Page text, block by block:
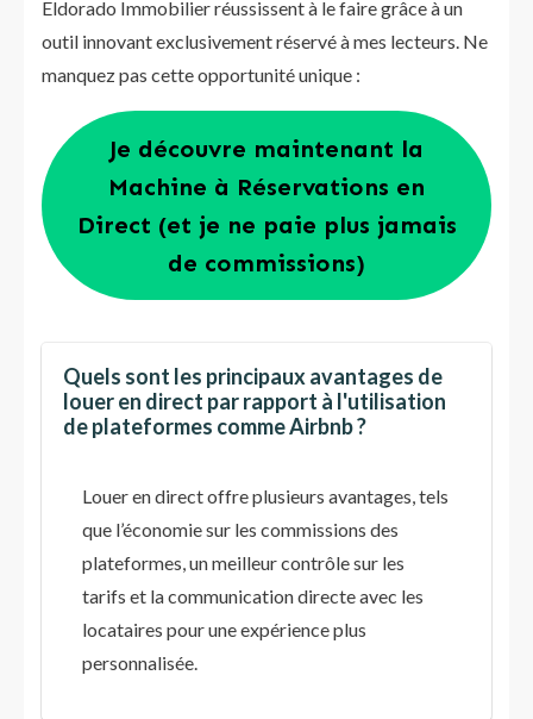
Eldorado Immobilier réussissent à le faire grâce à un
outil innovant exclusivement réservé à mes lecteurs. Ne
manquez pas cette opportunité unique :
Je découvre maintenant la
Machine à Réservations en
Direct (et je ne paie plus jamais
de commissions)
Quels sont les principaux avantages de
louer en direct par rapport à l'utilisation
de plateformes comme Airbnb ?
Louer en direct offre plusieurs avantages, tels
que l’économie sur les commissions des
plateformes, un meilleur contrôle sur les
tarifs et la communication directe avec les
locataires pour une expérience plus
personnalisée.